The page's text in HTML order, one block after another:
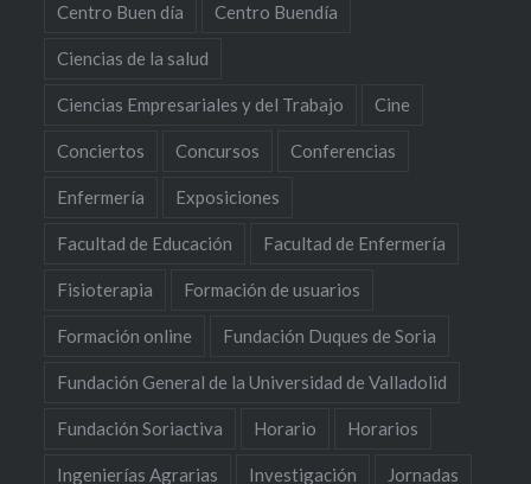
Centro Buen día Centro Buendía
Ciencias de la salud
Ciencias Empresariales y del Trabajo Cine
Conciertos Concursos Conferencias
Enfermería Exposiciones
Facultad de Educación Facultad de Enfermería
Fisioterapia Formación de usuarios
Formación online Fundación Duques de Soria
Fundación General de la Universidad de Valladolid
Fundación Soriactiva Horario Horarios
Ingenierías Agrarias Investigación Jornadas